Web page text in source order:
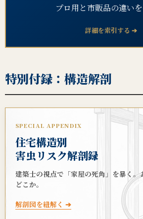
プロ用と市販品の違い
詳細を索引する ➔
特別付録：構造解剖
SPECIAL APPENDIX
住宅構造別
害虫リスク解剖録
建築士の視点で「家屋の死角」を暴く。
どこか。
解剖図を紐解く ➔